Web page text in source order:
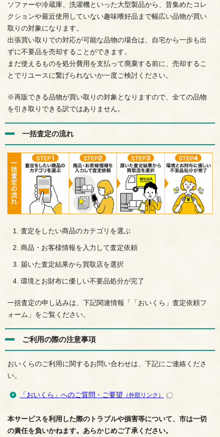
ソファーや冷蔵庫、洗濯機といった大型製品から、昔集めたコレ
クションや最近使用していない趣味嗜好品まで幅広い品物が買い
取りの対象になります。
出張買い取りでの対応が可能な品物の場合は、自宅から一歩も出
ずに不要品を売却することができます。
まだ使えるものを処分費用を支払って廃棄する前に、売却するこ
とでリユースに繋げられないか一度ご検討ください。
※再販できる品物が買い取りの対象となりますので、全ての品物
を引き取りできる訳ではありません。
一括査定の流れ
査定をしたい商品のカテゴリを選ぶ
商品・お客様情報を入力して査定依頼
届いた査定結果から買取店を選択
環境とお財布に優しい不要品処分が完了
一括査定の申し込みは、下記関連情報「「おいくら」査定依頼フ
ォーム」をご覧ください。
ご利用の際の注意事項
おいくらのご利用に関するお問い合わせは、下記にご連絡くださ
い。
「おいくら」へのご質問・ご要望 （外部リンク）
本サービスを利用した際のトラブルや損害等について、市は一切
の責任を負いかねます。あらかじめご了承ください。